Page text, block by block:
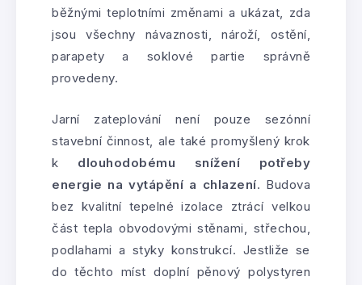
běžnými teplotními změnami a ukázat, zda
jsou všechny návaznosti, nároží, ostění,
parapety a soklové partie správně
provedeny.
Jarní zateplování není pouze sezónní
stavební činnost, ale také promyšlený krok
k dlouhodobému snížení potřeby
energie na vytápění a chlazení. Budova
bez kvalitní tepelné izolace ztrácí velkou
část tepla obvodovými stěnami, střechou,
podlahami a styky konstrukcí. Jestliže se
do těchto míst doplní pěnový polystyren